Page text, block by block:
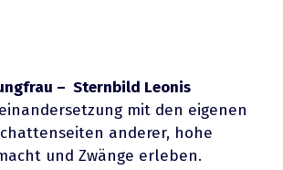
– Sternbild Leonis
mit den eigenen
anderer, hohe
und Zwänge erleben.